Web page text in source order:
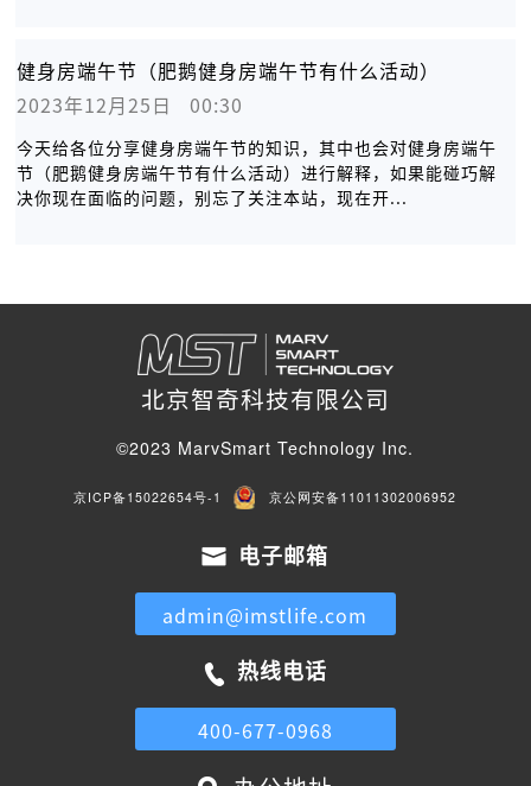
健身房端午节（肥鹅健身房端午节有什么活动）
2023年12月25日   00:30
今天给各位分享健身房端午节的知识，其中也会对健身房端午
节（肥鹅健身房端午节有什么活动）进行解释，如果能碰巧解
决你现在面临的问题，别忘了关注本站，现在开...
北京智奇科技有限公司
©2023 MarvSmart Technology Inc.
京ICP备15022654号-1 京公网安备11011302006952
电子邮箱
admin@imstlife.com
热线电话
400-677-0968